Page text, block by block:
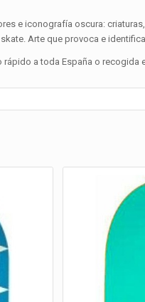
e iconografía oscura:
Arte que provoca e identifica
rápido a toda España o recogida